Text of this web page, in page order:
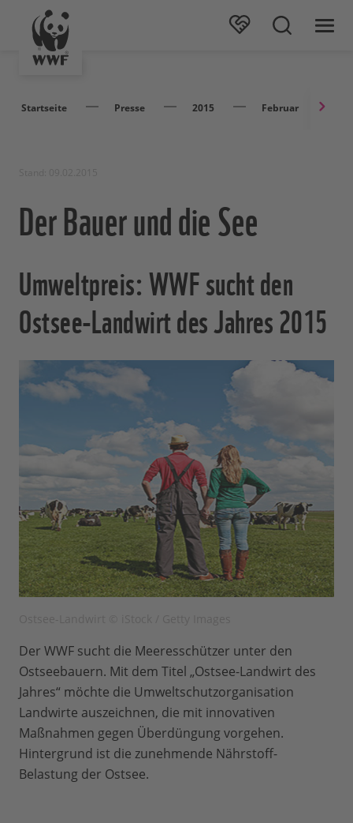
Startseite Presse 2015 Februar
Der Bauer und die See
Umweltpreis: WWF sucht den
Ostsee-Landwirt des Jahres 2015
Der WWF sucht die Meeresschützer unter den
Ostseebauern. Mit dem Titel „Ostsee-Landwirt des
Jahres“ möchte die Umweltschutzorganisation
Landwirte auszeichnen, die mit innovativen
Maßnahmen gegen Überdüngung vorgehen.
Hintergrund ist die zunehmende Nährstoff-
Belastung der Ostsee.